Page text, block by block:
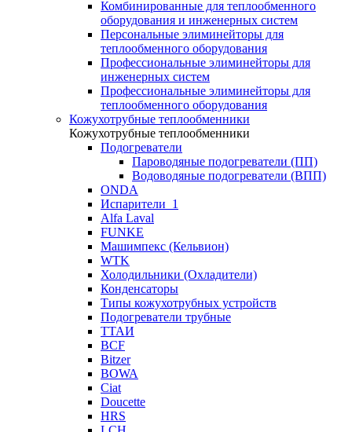
Комбинированные для теплообменного
оборудования и инженерных систем
Персональные элиминейторы для
теплообменного оборудования
Профессиональные элиминейторы для
инженерных систем
Профессиональные элиминейторы для
теплообменного оборудования
Кожухотрубные теплообменники
Кожухотрубные теплообменники
Подогреватели
Пароводяные подогреватели (ПП)
Водоводяные подогреватели (ВПП)
ONDA
Испарители_1
Alfa Laval
FUNKE
Машимпекс (Кельвион)
WTK
Холодильники (Охладители)
Конденсаторы
Типы кожухотрубных устройств
Подогреватели трубные
ТТАИ
BCF
Bitzer
BOWA
Ciat
Doucette
HRS